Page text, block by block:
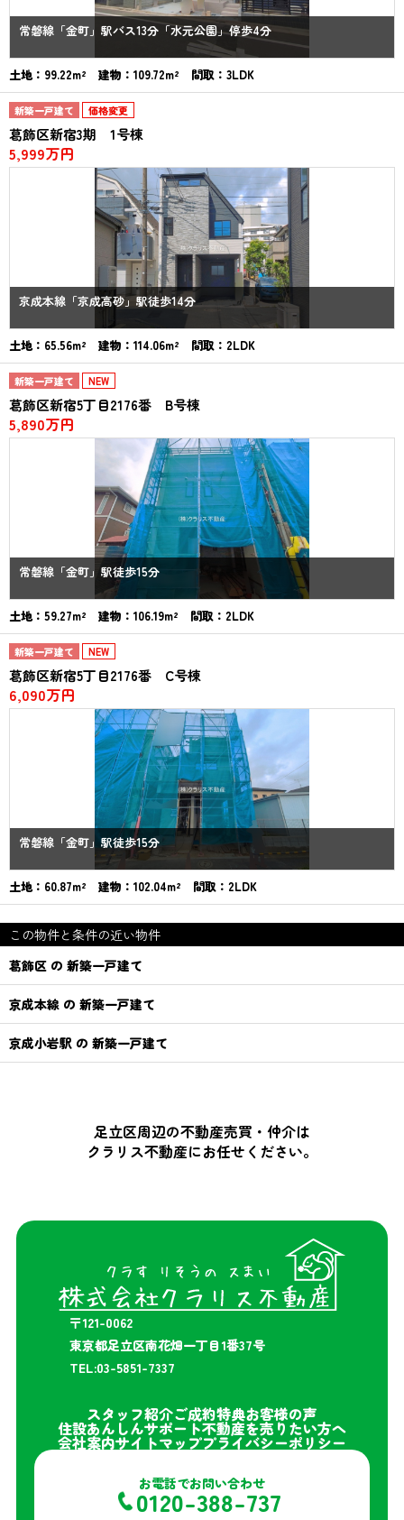
常磐線「金町」駅バス13分「水元公園」停歩4分
土地：99.22m² 建物：109.72m² 間取：3LDK
新築一戸建て 価格変更
葛飾区新宿3期 1号棟
5,999万円
京成本線「京成高砂」駅徒歩14分
土地：65.56m² 建物：114.06m² 間取：2LDK
新築一戸建て NEW
葛飾区新宿5丁目2176番 B号棟
5,890万円
常磐線「金町」駅徒歩15分
土地：59.27m² 建物：106.19m² 間取：2LDK
新築一戸建て NEW
葛飾区新宿5丁目2176番 C号棟
6,090万円
常磐線「金町」駅徒歩15分
土地：60.87m² 建物：102.04m² 間取：2LDK
この物件と条件の近い物件
葛飾区 の 新築一戸建て
京成本線 の 新築一戸建て
京成小岩駅 の 新築一戸建て
足立区周辺の不動産売買・仲介は
クラリス不動産にお任せください。
〒121-0062
東京都足立区南花畑一丁目1番37号
TEL:03-5851-7337
スタッフ紹介ご成約特典お客様の声
住設あんしんサポート不動産を売りたい方へ
会社案内サイトマッププライバシーポリシー
お電話でお問い合わせ
0120-388-737